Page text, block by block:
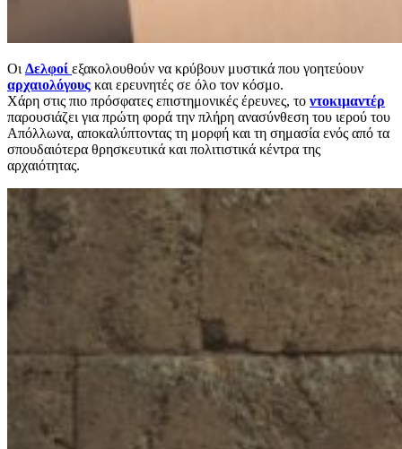
Οι Δελφοί εξακολουθούν να κρύβουν μυστικά που γοητεύουν
αρχαιολόγους και ερευνητές σε όλο τον κόσμο.
Χάρη στις πιο πρόσφατες επιστημονικές έρευνες, το ντοκιμαντέρ
παρουσιάζει για πρώτη φορά την πλήρη ανασύνθεση του ιερού του
Απόλλωνα, αποκαλύπτοντας τη μορφή και τη σημασία ενός από τα
σπουδαιότερα θρησκευτικά και πολιτιστικά κέντρα της
αρχαιότητας.